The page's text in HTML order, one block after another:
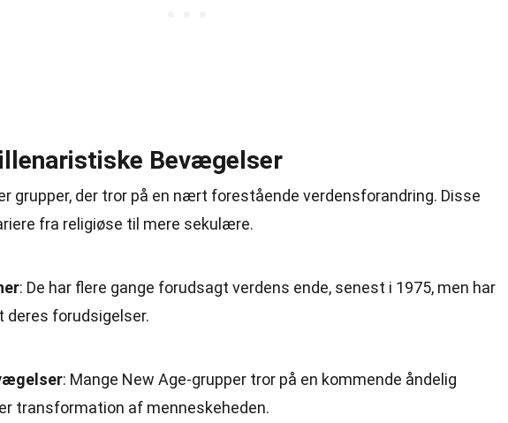
Bevægelser
grupper, der tror på en nært forestående verdensforandring. Disse
fra religiøse til mere sekulære.
: De har flere gange forudsagt verdens ende, senest i 1975, men har
deres forudsigelser.
: Mange New Age-grupper tror på en kommende åndelig
transformation af menneskeheden.